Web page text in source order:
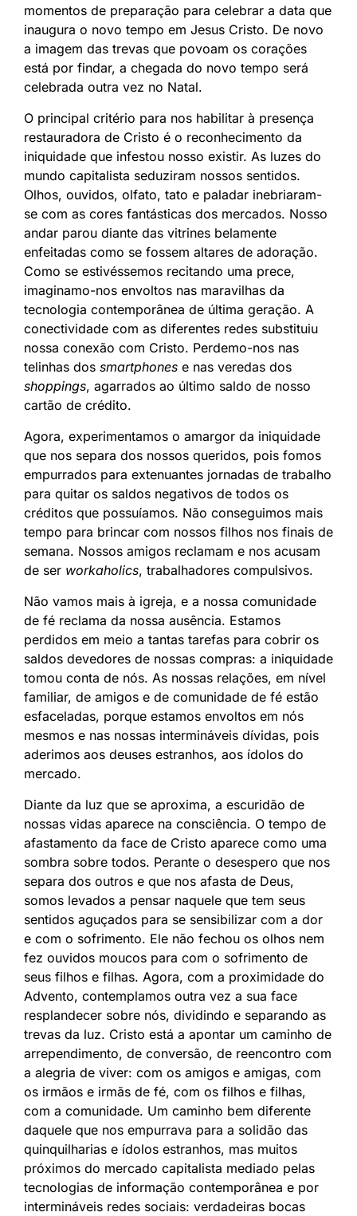
momentos de preparação para celebrar a data que
inaugura o novo tempo em Jesus Cristo. De novo
a imagem das trevas que povoam os corações
está por findar, a chegada do novo tempo será
celebrada outra vez no Natal.
O principal critério para nos habilitar à presença
restauradora de Cristo é o reconhecimento da
iniquidade que infestou nosso existir. As luzes do
mundo capitalista seduziram nossos sentidos.
Olhos, ouvidos, olfato, tato e paladar inebriaram-
se com as cores fantásticas dos mercados. Nosso
andar parou diante das vitrines belamente
enfeitadas como se fossem altares de adoração.
Como se estivéssemos recitando uma prece,
imaginamo-nos envoltos nas maravilhas da
tecnologia contemporânea de última geração. A
conectividade com as diferentes redes substituiu
nossa conexão com Cristo. Perdemo-nos nas
telinhas dos smartphones e nas veredas dos
shoppings, agarrados ao último saldo de nosso
cartão de crédito.
Agora, experimentamos o amargor da iniquidade
que nos separa dos nossos queridos, pois fomos
empurrados para extenuantes jornadas de trabalho
para quitar os saldos negativos de todos os
créditos que possuíamos. Não conseguimos mais
tempo para brincar com nossos filhos nos finais de
semana. Nossos amigos reclamam e nos acusam
de ser workaholics, trabalhadores compulsivos.
Não vamos mais à igreja, e a nossa comunidade
de fé reclama da nossa ausência. Estamos
perdidos em meio a tantas tarefas para cobrir os
saldos devedores de nossas compras: a iniquidade
tomou conta de nós. As nossas relações, em nível
familiar, de amigos e de comunidade de fé estão
esfaceladas, porque estamos envoltos em nós
mesmos e nas nossas intermináveis dívidas, pois
aderimos aos deuses estranhos, aos ídolos do
mercado.
Diante da luz que se aproxima, a escuridão de
nossas vidas aparece na consciência. O tempo de
afastamento da face de Cristo aparece como uma
sombra sobre todos. Perante o desespero que nos
separa dos outros e que nos afasta de Deus,
somos levados a pensar naquele que tem seus
sentidos aguçados para se sensibilizar com a dor
e com o sofrimento. Ele não fechou os olhos nem
fez ouvidos moucos para com o sofrimento de
seus filhos e filhas. Agora, com a proximidade do
Advento, contemplamos outra vez a sua face
resplandecer sobre nós, dividindo e separando as
trevas da luz. Cristo está a apontar um caminho de
arrependimento, de conversão, de reencontro com
a alegria de viver: com os amigos e amigas, com
os irmãos e irmãs de fé, com os filhos e filhas,
com a comunidade. Um caminho bem diferente
daquele que nos empurrava para a solidão das
quinquilharias e ídolos estranhos, mas muitos
próximos do mercado capitalista mediado pelas
tecnologias de informação contemporânea e por
intermináveis redes sociais: verdadeiras bocas